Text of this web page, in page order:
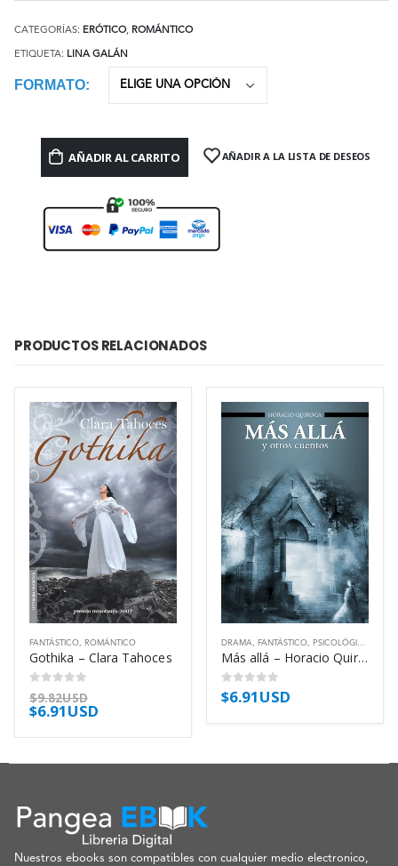
CATEGORÍAS: ERÓTICO, ROMÁNTICO
ETIQUETA: LINA GALÁN
FORMATO
AÑADIR AL CARRITO AÑADIR A LA LISTA DE DESEOS
PRODUCTOS RELACIONADOS
FANTÁSTICO, ROMÁNTICO
Gothika – Clara Tahoces
0out of 5
$9.82USD
$6.91USD
DRAMA, FANTÁSTICO, PSICOLÓGICO
Más allá – Horacio Quiroga
0out of 5
$6.91USD
Nuestros ebooks son compatibles con cualquier medio electronico,